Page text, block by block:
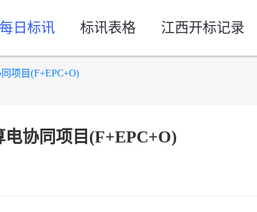
每日标讯 标讯表格 江西开标记录
项目(F+EPC+O)
协同项目(F+EPC+O)